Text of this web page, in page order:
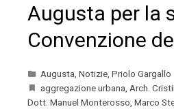
Augusta per la
Convenzione
Augusta, Notizie, Priolo Gargallo
aggregazione urbana, Arch.
Dott. Manuel Monterosso, Marco